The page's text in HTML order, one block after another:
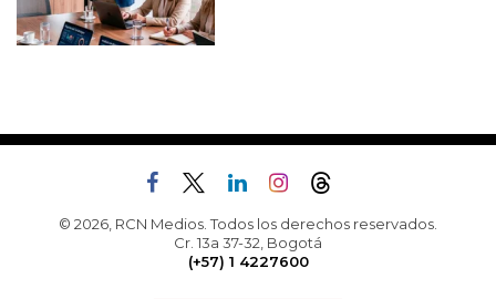
© 2026, RCN Medios. Todos los derechos reservados.
Cr. 13a 37-32, Bogotá
(+57) 1 4227600